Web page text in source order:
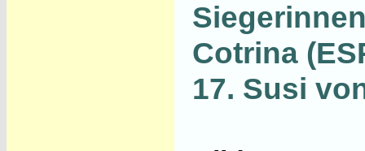
Cotrina
17. Susi